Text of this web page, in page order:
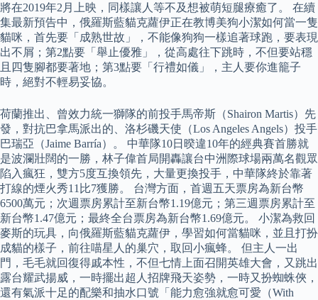
將在2019年2月上映，同樣讓人等不及想被萌短腿療癒了。 在續
集最新預告中，俄羅斯藍貓克蘿伊正在教博美狗小潔如何當一隻
貓咪，首先要「成熟世故」，不能像狗狗一樣追著球跑，要表現
出不屑；第2點要「舉止優雅」，從高處往下跳時，不但要站穩
且四隻腳都要著地；第3點要「行禮如儀」，主人要你進籠子
時，絕對不輕易妥協。
荷蘭推出、曾效力統一獅隊的前投手馬帝斯（Shairon Martis）先
發，對抗巴拿馬派出的、洛杉磯天使（Los Angeles Angels）投手
巴瑞亞（Jaime Barría）。 中華隊10日暌違10年的經典賽首勝就
是波瀾壯闊的一勝，林子偉首局開轟讓台中洲際球場兩萬名觀眾
陷入瘋狂，雙方5度互換領先，大量更換投手，中華隊終於靠著
打線的煙火秀11比7獲勝。 台灣方面，首週五天票房為新台幣
6500萬元；次週票房累計至新台幣1.19億元；第三週票房累計至
新台幣1.47億元；最終全台票房為新台幣1.69億元。 小潔為救回
麥斯的玩具，向俄羅斯藍貓克蘿伊，學習如何當貓咪，並且打扮
成貓的樣子，前往喵星人的巢穴，取回小瘋蜂。 但主人一出
門，毛毛就回復得戚本性，不但七情上面召開英雄大會，又跳出
露台耀武揚威，一時擺出超人招牌飛天姿勢，一時又扮蜘蛛俠，
還有氣派十足的配樂和抽水口號「能力愈強就愈可愛（With